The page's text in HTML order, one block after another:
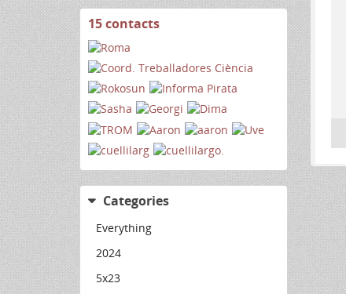
15 contactsView
Categories
Everything
2024
5x23